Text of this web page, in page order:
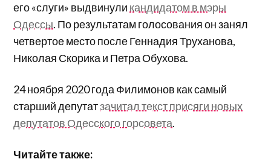
его «слуги» выдвинули кандидатом в мэры
Одессы. По результатам голосования он занял
четвертое место после Геннадия Труханова,
Николая Скорика и Петра Обухова.
24 ноября 2020 года Филимонов как самый
старший депутатзачитал текст присяги новых
депутатов Одесского горсовета.
Читайте также: